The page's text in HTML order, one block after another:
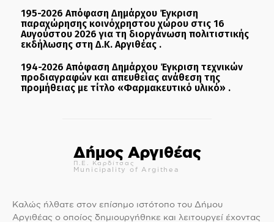
195-2026 Απόφαση Δημάρχου Έγκριση
παραχώρησης κοινόχρηστου χώρου στις 16
Αυγούστου 2026 για τη διοργάνωση πολιτιστικής
εκδήλωσης στη Δ.Κ. Αργιθέας .
194-2026 Απόφαση Δημάρχου Έγκριση τεχνικών
προδιαγραφών και απευθείας ανάθεση της
προμήθειας με τίτλο «Φαρμακευτικό υλικό» .
Δήμος Αργιθέας
Π.Ε. Καρδίτσας
Municipality of Argithea
Καλώς ήλθατε στον επίσημο ιστότοπο του Δήμου
Αργιθέας ο οποίος δημιουργήθηκε και λειτουργεί έχοντας